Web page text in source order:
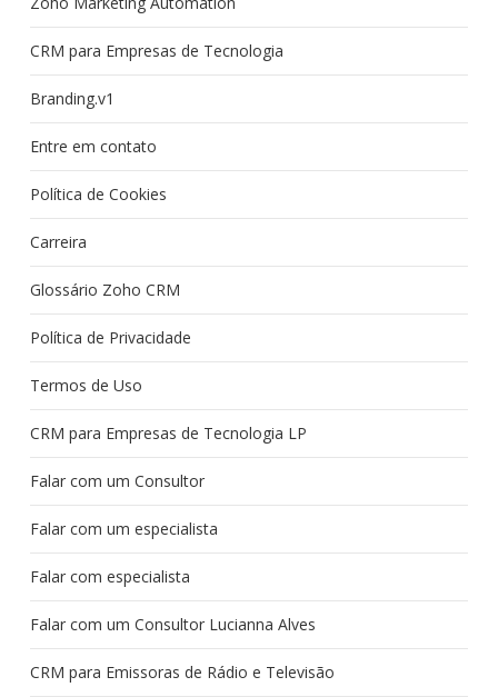
CRM para Empresas de Tecnologia
Branding.v1
Entre em contato
Política de Cookies
Carreira
Glossário Zoho CRM
Política de Privacidade
Termos de Uso
CRM para Empresas de Tecnologia LP
Falar com um Consultor
Falar com um especialista
Falar com especialista
Falar com um Consultor Lucianna Alves
CRM para Emissoras de Rádio e Televisão